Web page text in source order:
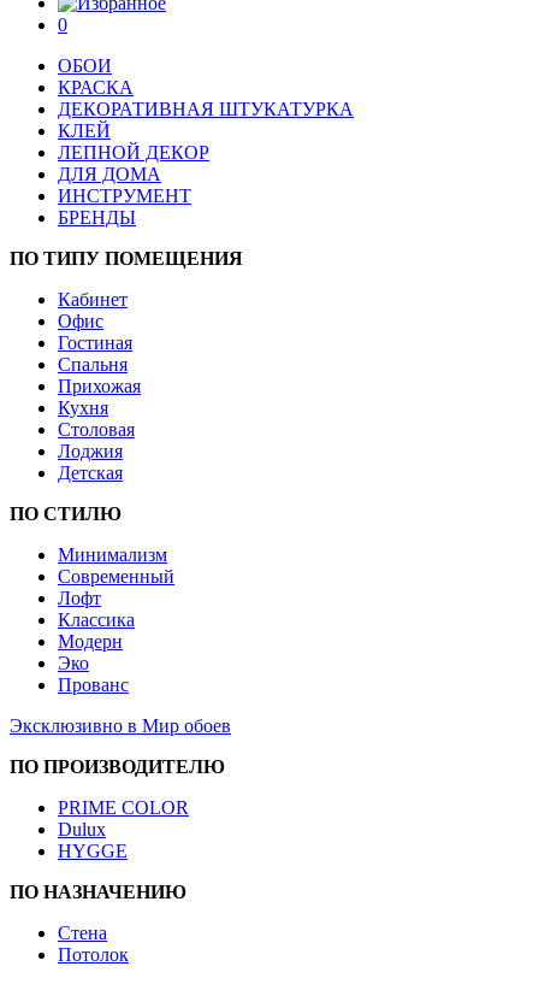
0
ОБОИ
КРАСКА
ДЕКОРАТИВНАЯ ШТУКАТУРКА
КЛЕЙ
ЛЕПНОЙ ДЕКОР
ДЛЯ ДОМА
ИНСТРУМЕНТ
БРЕНДЫ
ПО ТИПУ ПОМЕЩЕНИЯ
Кабинет
Офис
Гостиная
Спальня
Прихожая
Кухня
Столовая
Лоджия
Детская
ПО СТИЛЮ
Минимализм
Современный
Лофт
Классика
Модерн
Эко
Прованс
Эксклюзивно в Мир обоев
ПО ПРОИЗВОДИТЕЛЮ
PRIME COLOR
Dulux
HYGGE
ПО НАЗНАЧЕНИЮ
Стена
Потолок